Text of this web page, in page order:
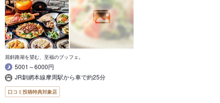
屈斜路湖を望む、至福のブッフェ。
5001～6000円
JR釧網本線摩周駅から車で約25分
口コミ投稿特典対象店